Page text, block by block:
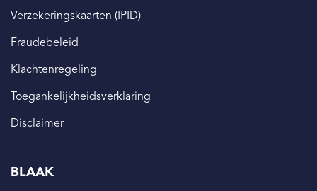
Verzekeringskaarten (IPID)
Fraudebeleid
Klachtenregeling
Toegankelijkheidsverklaring
Disclaimer
BLAAK